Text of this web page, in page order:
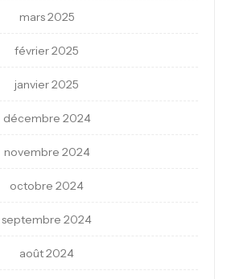
mars 2025
février 2025
janvier 2025
décembre 2024
novembre 2024
octobre 2024
septembre 2024
août 2024